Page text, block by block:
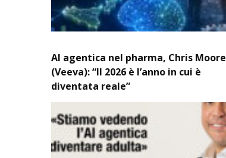
AI agentica nel pharma, Chris Moore
(Veeva): “Il 2026 è l’anno in cui è
diventata reale”